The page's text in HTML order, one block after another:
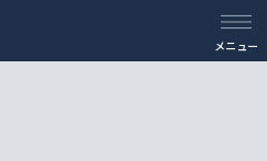
メニュー